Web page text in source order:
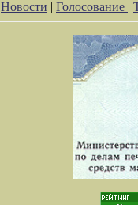
Новости | Голосование |